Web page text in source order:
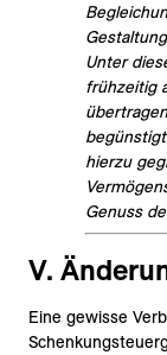
Unter
frühzeitig
hierzu
Genuss
V.
Eine gewisse